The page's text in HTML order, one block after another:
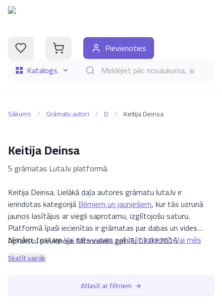
Katalogs Meklēt grāmatas pēc nosaukuma, autora,
Pievienoties
Sākums / Grāmatu autori / D / Keitija Deinsa
Keitija Deinsa
5 grāmatas Luta.lv platformā.
Keitija Deinsa. Lielākā daļa autores grāmatu luta.lv ir
ierindotas kategorijāBērniem un jauniešiem, kur tās uzrunā
jaunos lasītājus ar viegli saprotamu, izglītojošu saturu.
Platformā īpaši iecienītas ir grāmatas par dabas un vides
tēmām, tostarpVai mēs varam palīdzēt kokiem?,Vai mēs
varam palīdzēt bitēm?
polārlāčiem?
jautājumos un mudina bērnus domāt par līdzdalību dabas
aizsardzībā. Aicinām izpētīt visas autores grāmatas luta.lv un
atrast piemērotāko lasāmvielu jaunajiem zinātkārajiem
Aprakstu pievienoja: MI modelis gpt-5, 02.07.2026
Skatīt vairāk
Atlasīt ar filtriem →